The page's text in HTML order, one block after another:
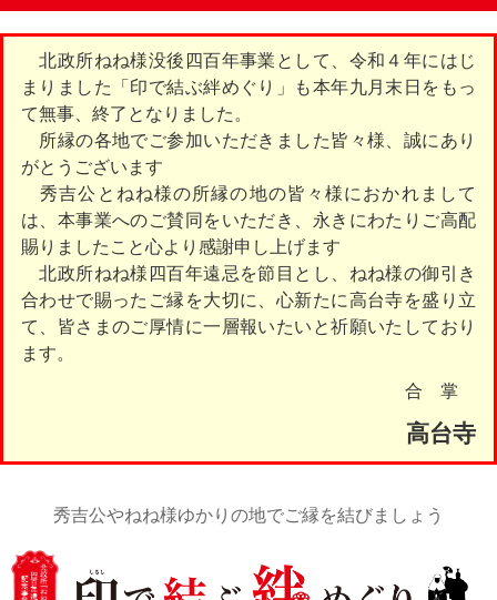
北政所ねね様没後四百年事業として、令和４年にはじ
まりました「印で結ぶ絆めぐり」も本年九月末日をもっ
て無事、終了となりました。
所縁の各地でご参加いただきました皆々様、誠にあり
がとうございます
秀吉公とねね様の所縁の地の皆々様におかれまして
は、本事業へのご賛同をいただき、永きにわたりご高配
賜りましたこと心より感謝申し上げます
北政所ねね様四百年遠忌を節目とし、ねね様の御引き
合わせで賜ったご縁を大切に、心新たに高台寺を盛り立
て、皆さまのご厚情に一層報いたいと祈願いたしており
ます。
合 掌
高台寺
秀吉公やねね様ゆかりの地でご縁を結びましょう